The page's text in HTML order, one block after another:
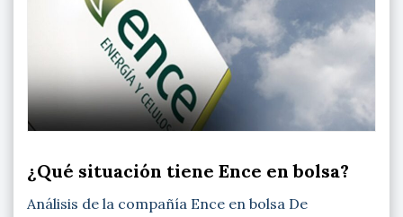
¿Qué situación tiene Ence en bolsa?
Análisis de la compañía Ence en bolsa De